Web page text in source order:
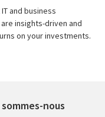
and business
insights-driven and
on your investments.
sommes-nous